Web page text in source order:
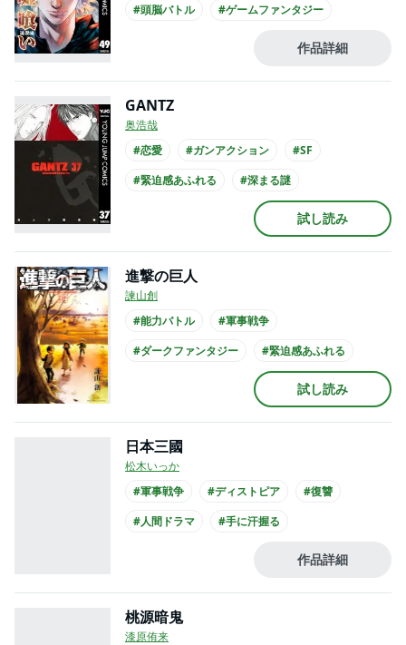
#頭脳バトル
#ゲームファンタジー
#デスゲーム
#アングラ・裏社会
作品詳細
GANTZ
奥浩哉
#恋愛
#ガンアクション
#SF
#緊迫感あふれる
#深まる謎
#とてもバイオレンス
#実写化
試し読み
進撃の巨人
諫山創
#能力バトル
#軍事戦争
#ダークファンタジー
#緊迫感あふれる
#とてもバイオレンス
#講談社漫画賞
#このマンガがすごい
試し読み
日本三國
松木いっか
#軍事戦争
#ディストピア
#復讐
#人間ドラマ
#手に汗握る
#成長
作品詳細
桃源暗鬼
漆原侑来